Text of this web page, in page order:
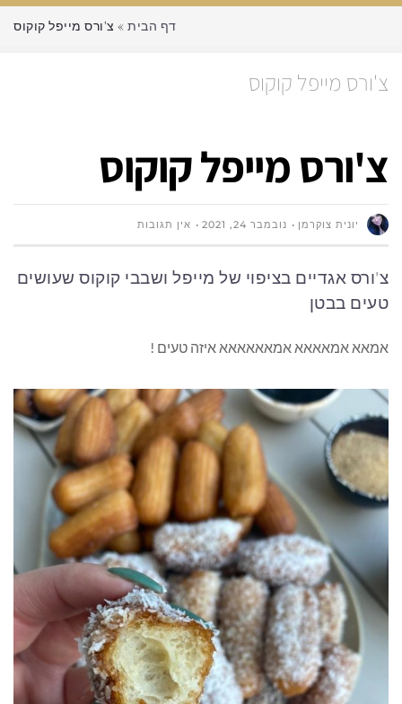
דף הבית » צ'ורס מייפל קוקוס
צ'ורס מייפל קוקוס
צ'ורס מייפל קוקוס
יונית צוקרמן נובמבר 24, 2021 אין תגובות
צ'ורס אגדיים בציפוי של מייפל ושבבי קוקוס שעושים
טעים בבטן
אמאא אמאאאא אמאאאאאא איזה טעים !